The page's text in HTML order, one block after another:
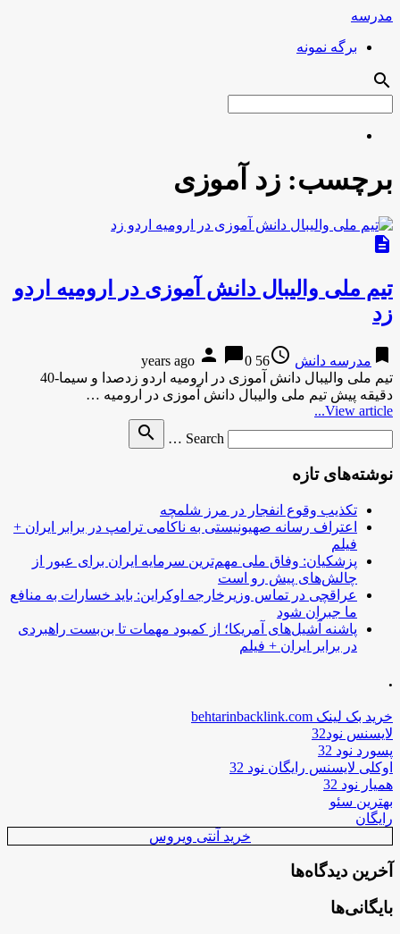
مدرسه
برگه نمونه
search
برچسب: زد آموزی
description
تیم ملی والیبال دانش آموزی در ارومیه اردو
زد
bookmark مدرسه دانش access_time
56 years ago
person chat_bubble0
تیم ملی والیبال دانش آموزی در ارومیه اردو زدصدا و سیما-40
دقیقه پیش تیم ملی والیبال دانش آموزی در ارومیه …
View article...
Search …
search
نوشته‌های تازه
تکذیب وقوع انفجار در مرز شلمچه
اعتراف رسانه صهیونیستی به ناکامی ترامپ در برابر ایران +
فیلم
پزشکیان: وفاق ملی مهم‌ترین سرمایه ایران برای عبور از
چالش‌های پیش رو است
عراقچی در تماس وزیرخارجه اوکراین: باید خسارات به منافع
ما جبران شود
پاشنه آشیل‌های آمریکا؛ از کمبود مهمات تا بن‌بست راهبردی
در برابر ایران + فیلم
.
خرید بک لینک behtarinbacklink.com
لایسنس نود32
پسورد نود 32
اوکلی لایسنس رایگان نود 32
همیار نود 32
بهترین سئو
رایگان
خرید آنتی ویروس
آخرین دیدگاه‌ها
بایگانی‌ها